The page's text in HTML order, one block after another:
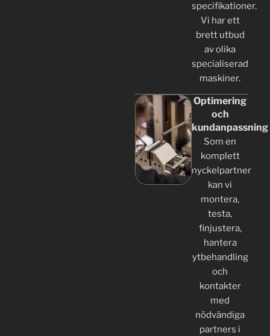
specifikationer.
Vi har ett
brett utbud
av olika
specialiserad
maskiner.
Optimering
och
kundanpassning
Som en
komplett
nyckelpartner
kan vi
montera,
testa,
finjustera,
hantera
ytbehandling
och
kontakter
med
nödvändiga
partners i